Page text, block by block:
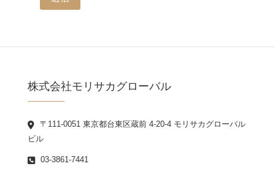
株式会社モリサカグローバル
〒111-0051 東京都台東区蔵前 4-20-4 モリサカグローバル
ビル
03-3861-7441